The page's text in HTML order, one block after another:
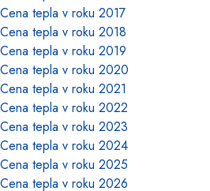
Cena tepla v roku 2017
Cena tepla v roku 2018
Cena tepla v roku 2019
Cena tepla v roku 2020
Cena tepla v roku 2021
Cena tepla v roku 2022
Cena tepla v roku 2023
Cena tepla v roku 2024
Cena tepla v roku 2025
Cena tepla v roku 2026